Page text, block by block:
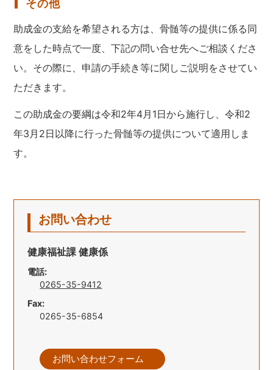
その他
助成金の支給を希望される方は、骨髄等の提供に係る同
意をした時点で一度、下記の問い合せ先へご相談くださ
い。その際に、申請の手続き等に関しご説明をさせてい
ただきます。
この助成金の要綱は令和2年4月1日から施行し、令和2
年3月2日以降に行った骨髄等の提供について適用しま
す。
お問い合わせ
健康福祉課 健康係
電話:
0265-35-9412
Fax:
0265-35-6854
お問い合わせフォーム